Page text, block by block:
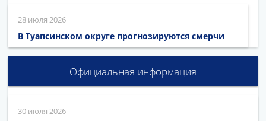
28 июля 2026
В Туапсинском округе прогнозируются смерчи
Официальная информация
30 июля 2026